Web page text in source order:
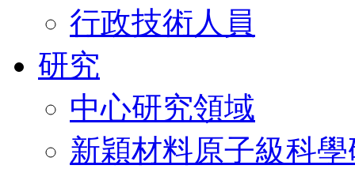
行政技術人員
研究
中心研究領域
新穎材料原子級科